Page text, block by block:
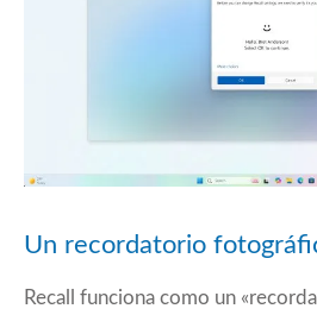
Un recordatorio
Recall funciona como un